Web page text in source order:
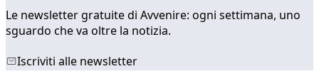
Le newsletter gratuite di Avvenire: ogni settimana, uno
sguardo che va oltre la notizia.
Iscriviti alle newsletter